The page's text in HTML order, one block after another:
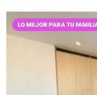
LO MEJOR PARA TU